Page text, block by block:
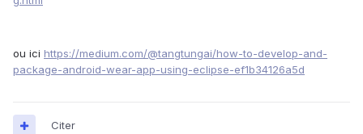
ou ici https://medium.com/@tangtungai/how-to-develop-and-
package-android-wear-app-using-eclipse-ef1b34126a5d
Citer